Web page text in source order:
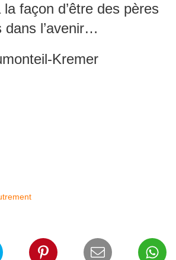
façon d’être des pères
dans l’avenir…
Kremer